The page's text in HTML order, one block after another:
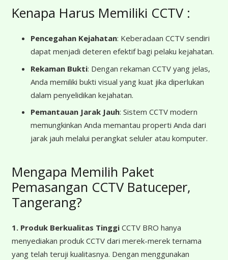
Kenapa Harus Memiliki CCTV :
Pencegahan Kejahatan: Keberadaan CCTV sendiri
dapat menjadi deteren efektif bagi pelaku kejahatan.
Rekaman Bukti: Dengan rekaman CCTV yang jelas,
Anda memiliki bukti visual yang kuat jika diperlukan
dalam penyelidikan kejahatan.
Pemantauan Jarak Jauh: Sistem CCTV modern
memungkinkan Anda memantau properti Anda dari
jarak jauh melalui perangkat seluler atau komputer.
Mengapa Memilih Paket
Pemasangan CCTV Batuceper,
Tangerang?
1. Produk Berkualitas TinggiCCTV BRO hanya
menyediakan produk CCTV dari merek-merek ternama
yang telah teruji kualitasnya. Dengan menggunakan